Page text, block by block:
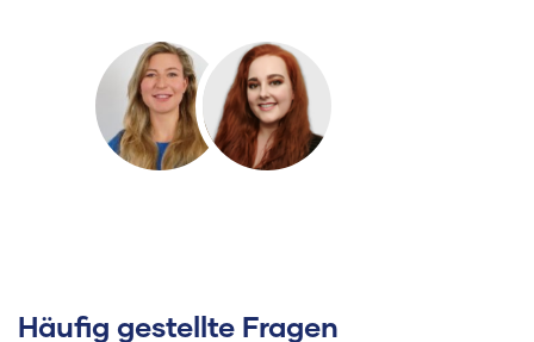
Häufig gestellte Fragen